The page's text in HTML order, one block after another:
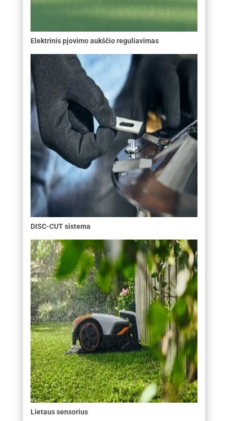
Elektrinis pjovimo aukščio reguliavimas
DISC-CUT sistema
Lietaus sensorius